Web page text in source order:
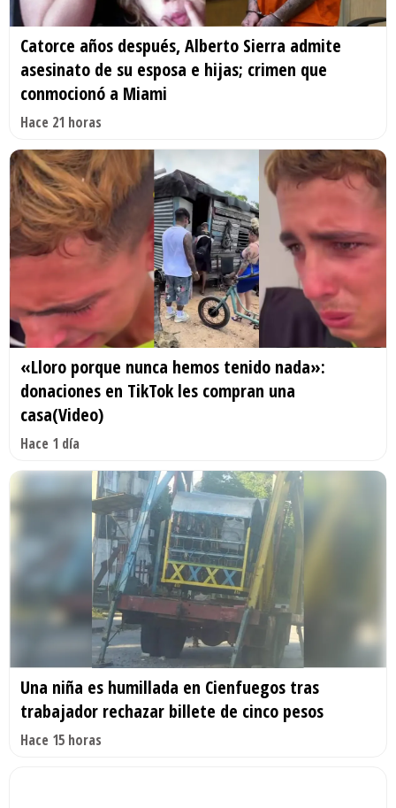
Catorce años después, Alberto Sierra admite
asesinato de su esposa e hijas; crimen que
conmocionó a Miami
Hace 21 horas
«Lloro porque nunca hemos tenido nada»:
donaciones en TikTok les compran una
casa(Video)
Hace 1 día
Una niña es humillada en Cienfuegos tras
trabajador rechazar billete de cinco pesos
Hace 15 horas